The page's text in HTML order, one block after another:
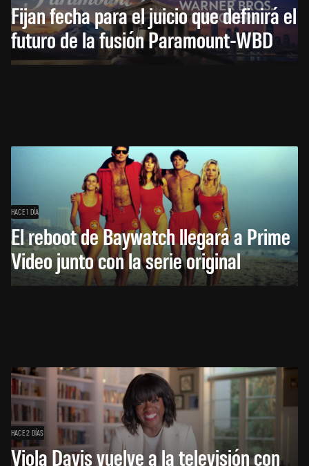
Fijan fecha para el juicio que definirá el
futuro de la fusión Paramount-WBD
HACE 1 DÍA
El reboot de Baywatch llegará a Prime
Video junto con la serie original
HACE 2 DÍAS
Viola Davis vuelve a la televisión con